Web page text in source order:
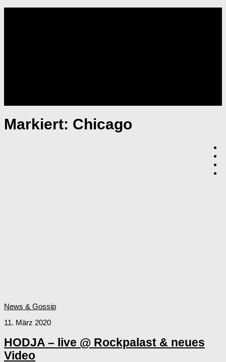
Markiert: Chicago
News & Gossip
11. März 2020
HODJA – live @ Rockpalast & neues
Video